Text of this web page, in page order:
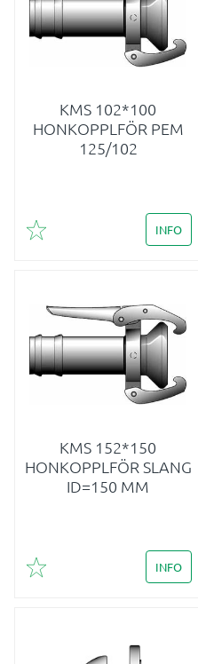
KMS 102*100
HONKOPPLFÖR PEM
125/102
Lägg till i favoriter
INFO
KMS 152*150
HONKOPPLFÖR SLANG
ID=150 MM
Lägg till i favoriter
INFO